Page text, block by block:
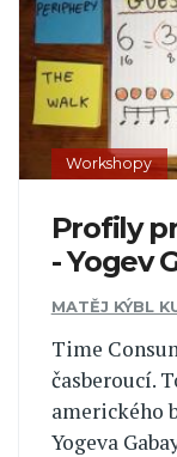
Workshopy
Profily
- Yogev
MATĚJ KÝBL
Time
časberoucí.
amerického
Yogeva